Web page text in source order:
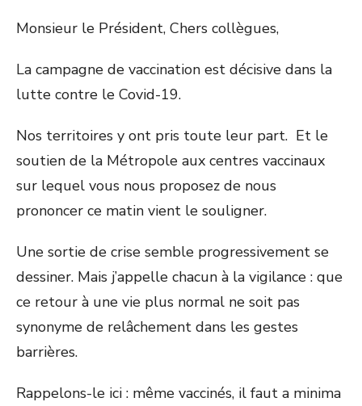
Monsieur le Président, Chers collègues,
La campagne de vaccination est décisive dans la
lutte contre le Covid-19.
Nos territoires y ont pris toute leur part. Et le
soutien de la Métropole aux centres vaccinaux
sur lequel vous nous proposez de nous
prononcer ce matin vient le souligner.
Une sortie de crise semble progressivement se
dessiner. Mais j’appelle chacun à la vigilance : que
ce retour à une vie plus normal ne soit pas
synonyme de relâchement dans les gestes
barrières.
Rappelons-le ici : même vaccinés, il faut a minima